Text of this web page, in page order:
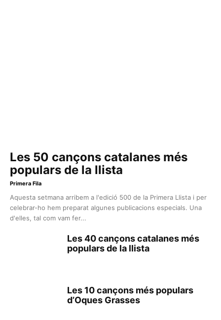
Les 50 cançons catalanes més
populars de la llista
Primera Fila
Aquesta setmana arribem a l'edició 500 de la Primera Llista i per
celebrar-ho hem preparat algunes publicacions especials. Una
d'elles, tal com vam fer...
Les 40 cançons catalanes més
populars de la llista
Les 10 cançons més populars
d’Oques Grasses